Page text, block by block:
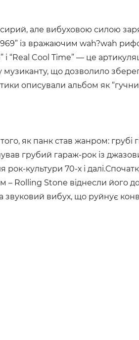
але вибуховою силою
із вражаючим wah?wah
і “Real Cool Time” — це
що дозволило
описували альбом як
як панк став жанром: грубі
грубий гараж-рок із
рок-культури 70-х і
Rolling Stone віднесли його
вибух, що руйнує